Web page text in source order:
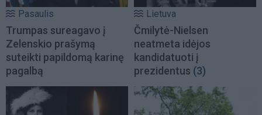
Pasaulis
Trumpas sureagavo į
Zelenskio prašymą
suteikti papildomą karinę
pagalbą
Lietuva
Čmilytė-Nielsen
neatmeta idėjos
kandidatuoti į
prezidentus (3)